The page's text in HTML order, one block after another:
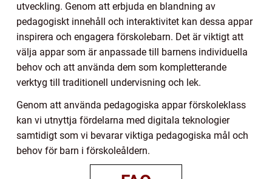
utveckling. Genom att erbjuda en blandning av
pedagogiskt innehåll och interaktivitet kan dessa appar
inspirera och engagera förskolebarn. Det är viktigt att
välja appar som är anpassade till barnens individuella
behov och att använda dem som kompletterande
verktyg till traditionell undervisning och lek.
Genom att använda pedagogiska appar förskoleklass
kan vi utnyttja fördelarna med digitala teknologier
samtidigt som vi bevarar viktiga pedagogiska mål och
behov för barn i förskoleåldern.